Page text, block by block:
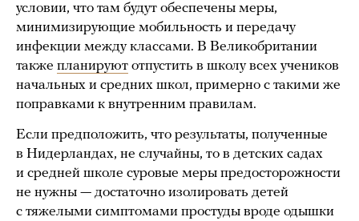
условии, что там будут обеспечены меры,
минимизирующие мобильность и передачу
инфекции между классами. В Великобритании
также планируют отпустить в школу всех учеников
начальных и средних школ, примерно с такими же
поправками к внутренним правилам.
Если предположить, что результаты, полученные
в Нидерландах, не случайны, то в детских садах
и средней школе суровые меры предосторожности
не нужны — достаточно изолировать детей
с тяжелыми симптомами простуды вроде одышки